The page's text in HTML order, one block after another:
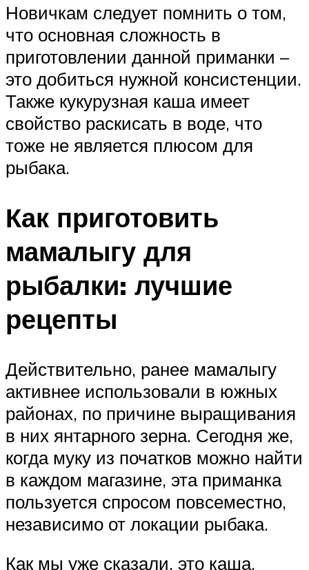
Новичкам следует помнить о том,
что основная сложность в
приготовлении данной приманки –
это добиться нужной консистенции.
Также кукурузная каша имеет
свойство раскисать в воде, что
тоже не является плюсом для
рыбака.
Как приготовить
мамалыгу для
рыбалки: лучшие
рецепты
Действительно, ранее мамалыгу
активнее использовали в южных
районах, по причине выращивания
в них янтарного зерна. Сегодня же,
когда муку из початков можно найти
в каждом магазине, эта приманка
пользуется спросом повсеместно,
независимо от локации рыбака.
Как мы уже сказали, это каша,